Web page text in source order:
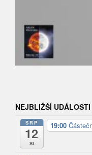
NEJBLIŽŠÍ UDÁLOSTI
SRP
12
St
19:00